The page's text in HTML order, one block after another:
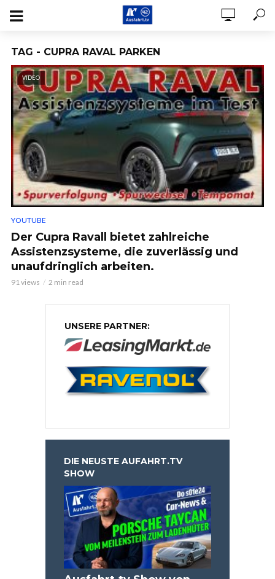
TAG - CUPRA RAVAL PARKEN
VIDEO
YOUTUBE
Der Cupra Ravall bietet zahlreiche
Assistenzsysteme, die zuverlässig und
unaufdringlich arbeiten.
91 views 2 min read
UNSERE PARTNER:
DIE NEUSTE AUFAHRT.TV
SHOW